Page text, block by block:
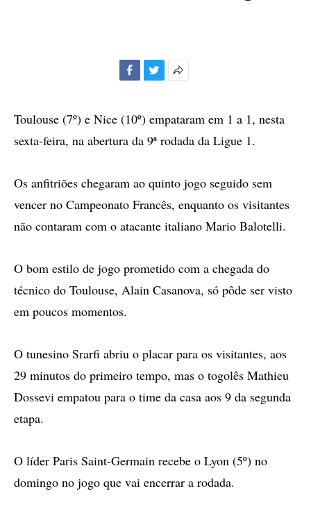
compartilhamento
Toulouse (7º) e Nice (10º) empataram em 1 a 1, nesta
sexta-feira, na abertura da 9ª rodada da Ligue 1.
Os anfitriões chegaram ao quinto jogo seguido sem
vencer no Campeonato Francês, enquanto os visitantes
não contaram com o atacante italiano Mario Balotelli.
O bom estilo de jogo prometido com a chegada do
técnico do Toulouse, Alain Casanova, só pôde ser visto
em poucos momentos.
O tunesino Srarfi abriu o placar para os visitantes, aos
29 minutos do primeiro tempo, mas o togolês Mathieu
Dossevi empatou para o time da casa aos 9 da segunda
etapa.
O líder Paris Saint-Germain recebe o Lyon (5º) no
domingo no jogo que vai encerrar a rodada.